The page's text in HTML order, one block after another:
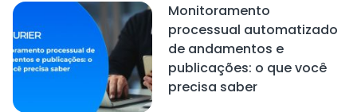
Monitoramento
processual automatizado
de andamentos e
publicações: o que você
precisa saber